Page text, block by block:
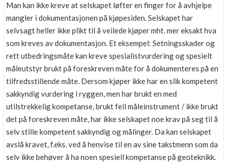
Man kan ikke kreve at selskapet løfter en finger for å avhjelpe
mangler i dokumentasjonen på kjøpesiden. Selskapet har
selvsagt heller ikke plikt til å veilede kjøper mht. mer eksakt hva
som kreves av dokumentasjon. Et eksempel: Setningsskader og
rett utbedringsmåte kan kreve spesialistvurdering og spesielt
måleutstyr brukt på foreskreven måte for å dokumenteres på en
tilfredsstillende måte. Dersom kjøper ikke har en slik kompetent
sakkyndig vurdering i ryggen, men har brukt en med
utilstrekkelig kompetanse, brukt feil måleinstrument / ikke brukt
det på foreskreven måte, har ikke selskapet noe krav på seg til å
selv stille kompetent sakkyndig og målinger. Da kan selskapet
avslå kravet, f.eks. ved å henvise til en av sine takstmenn som da
selv ikke behøver å ha noen spesiell kompetanse på geoteknikk.